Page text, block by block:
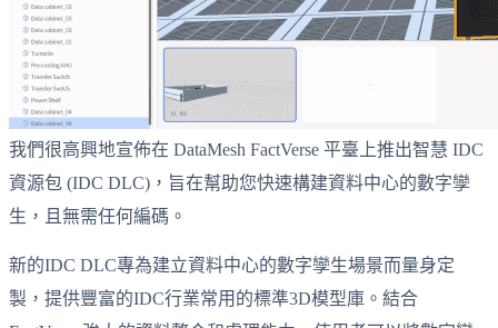
我們很高興地宣佈在 DataMesh FactVerse 平臺上推出智慧 IDC
資源包 (IDC DLC)，旨在幫助您快速構建資料中心的數字孿
生，且無需任何編碼。
新的IDC DLC專為建立資料中心的數字孿生場景而量身定
製，提供豐富的IDC行業常用的標準3D模型庫。結合